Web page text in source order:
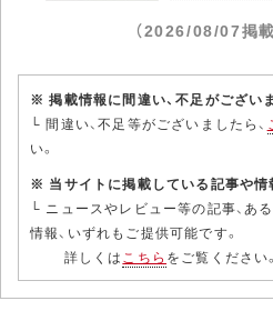
（2026/08/07掲載
※ 掲載情報に間違い、不足がござい
└ 間違い、不足等がございましたら、
い。
※ 当サイトに掲載している記事や情
└ ニュースやレビュー等の記事、あ
情報、いずれもご提供可能です。
詳しくはこちら をご覧ください。